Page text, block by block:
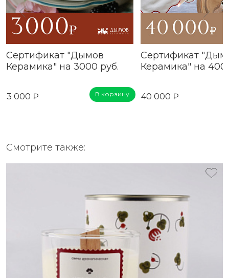
Сертификат "Дымов
Керамика" на 3000 руб.
3 000 ₽ В корзину
Сертификат
Керамика" на
40 000 ₽
Смотрите также: